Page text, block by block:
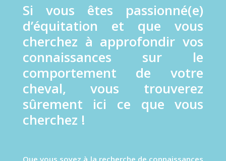
Si vous êtes passionné(e)
d’équitation et que vous
cherchez à approfondir vos
connaissances sur le
comportement de votre
cheval, vous trouverez
sûrement ici ce que vous
cherchez !
Que vous soyez à la recherche de connaissances